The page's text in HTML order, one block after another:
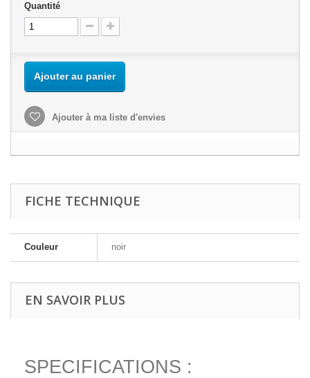
Quantité
Ajouter au panier
Ajouter à ma liste d'envies
FICHE TECHNIQUE
Couleur noir
EN SAVOIR PLUS
SPECIFICATIONS :